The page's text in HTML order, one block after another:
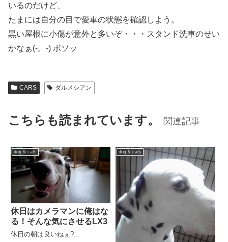
いるのだけど、
たまには自分の目で愛車の状態を確認しよう。
黒い屋根に小傷が意外と多いぞ・・・スタンド洗車のせい
かなぁ(-。-) ボソッ
CARS ダルメシアン
こちらも読まれています。 関連記事
dog & cats
休日はカメラマンに俺はな
る！そんな気にさせるLX3
休日の朝は良いねぇ?...
dog & cats